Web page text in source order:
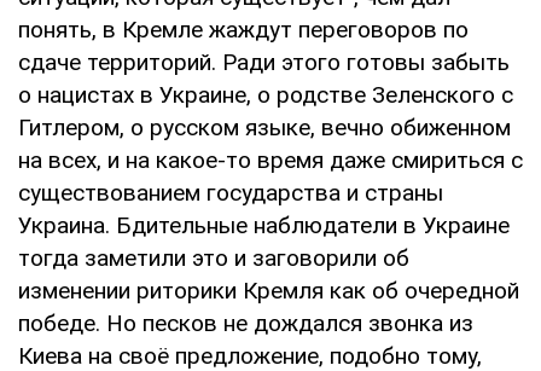
понять, в Кремле жаждут переговоров по
сдаче территорий. Ради этого готовы забыть
о нацистах в Украине, о родстве Зеленского с
Гитлером, о русском языке, вечно обиженном
на всех, и на какое-то время даже смириться с
существованием государства и страны
Украина. Бдительные наблюдатели в Украине
тогда заметили это и заговорили об
изменении риторики Кремля как об очередной
победе. Но песков не дождался звонка из
Киева на своё предложение, подобно тому,